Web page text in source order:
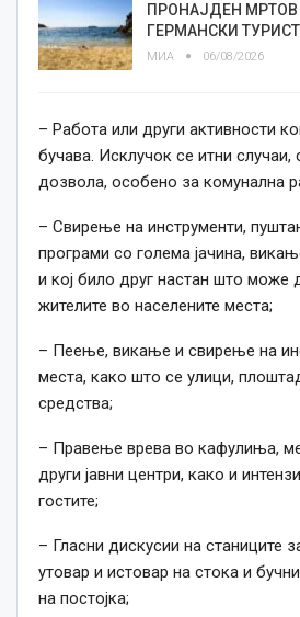
ПРОНАЈДЕН МРТОВ
ГЕРМАНСКИ
МИА 06/08/2026
– Работа или други активности
бучава. Исклучок се итни
дозвола, особено за комунална
– Свирење на инструменти,
програми со голема јачина,
и кој било друг настан што може
жителите во населените места;
– Пеење, викање и свирење на
места, како што се улици,
средства;
– Правење врева во кафулиња,
други јавни центри, како и
гостите;
– Гласни дискусии на станиците
утовар и истовар на стока и
на постојка;